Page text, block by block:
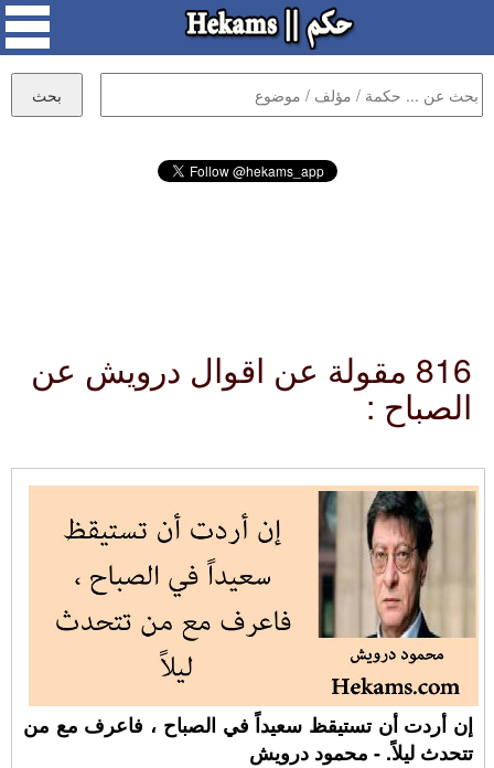
816 مقولة عن اقوال درويش عن
الصباح :
إن أردت أن تستيقظ سعيداً في الصباح ، فاعرف مع من
تتحدث ليلاً. - محمود درويش